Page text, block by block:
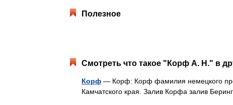
Полезное
Смотреть что такое "Корф А. Н." в
Корф — Корф: Корф фамилия немецкого
Камчатского края. Залив Корфа залив